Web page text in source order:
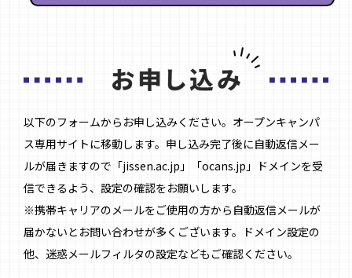
以下のフォームからお申し込みください。オープンキャンパ
ス専用サイトに移動します。申し込み完了後に自動返信メー
ルが届きますので「jissen.ac.jp」「ocans.jp」ドメインを受
信できるよう、設定の確認をお願いします。
※携帯キャリアのメールをご使用の方から自動返信メールが
届かないとお問い合わせが多くございます。ドメイン設定の
他、迷惑メールフィルタの設定などもご確認ください。